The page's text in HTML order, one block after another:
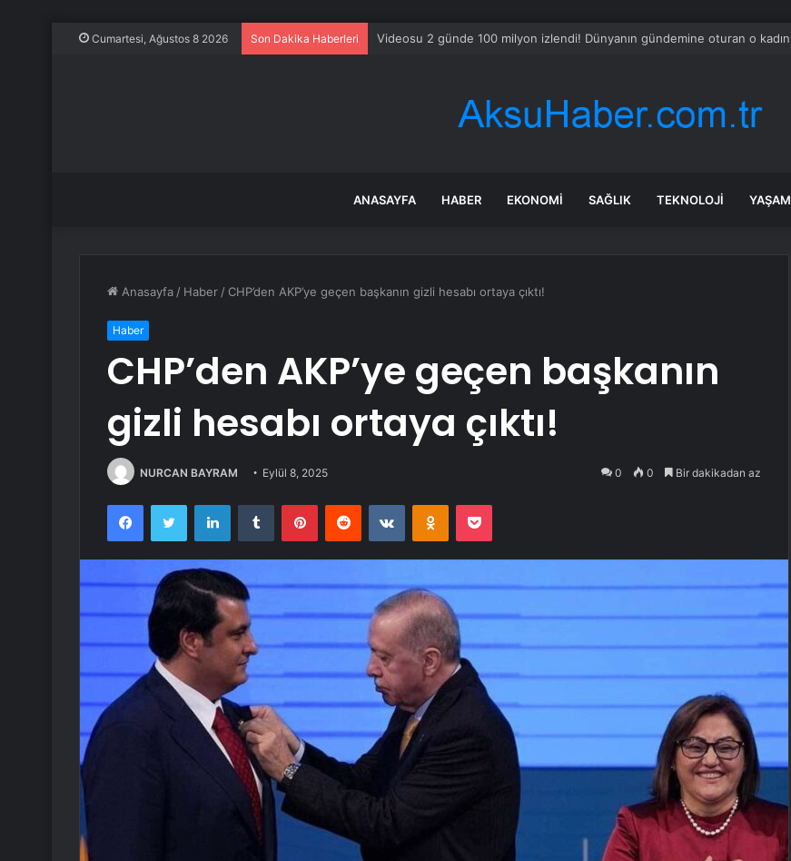
Cumartesi, Ağustos 8 2026 Son Dakika Haberleri Nahçıvan’da Türkiye’ye giden tırda 53 kilo metamfetamin ele geçirildi
ANASAYFA HABER EKONOMI SAĞLIK TEKNOLOJI YAŞAM
Anasayfa / Haber / CHP’den AKP’ye geçen başkanın gizli hesabı ortaya çıktı!
Haber
CHP’den AKP’ye geçen başkanın
gizli hesabı ortaya çıktı!
NURCAN BAYRAM Eylül 8, 2025 0 0 Bir dakikadan az
FacebookTwitter LinkedInTumblr PinterestReddit VKontakteOdnoklassniki
Pocket